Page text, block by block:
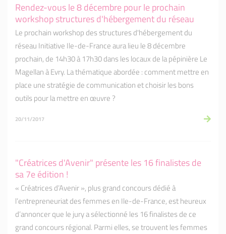
Rendez-vous le 8 décembre pour le prochain
workshop structures d'hébergement du réseau
Le prochain workshop des structures d'hébergement du
réseau Initiative Ile-de-France aura lieu le 8 décembre
prochain, de 14h30 à 17h30 dans les locaux de la pépinière Le
Magellan à Evry. La thématique abordée : comment mettre en
place une stratégie de communication et choisir les bons
outils pour la mettre en œuvre ?
20/11/2017
"Créatrices d'Avenir" présente les 16 finalistes de
sa 7e édition !
« Créatrices d’Avenir », plus grand concours dédié à
l’entrepreneuriat des femmes en Ile-de-France, est heureux
d’annoncer que le jury a sélectionné les 16 finalistes de ce
grand concours régional. Parmi elles, se trouvent les femmes